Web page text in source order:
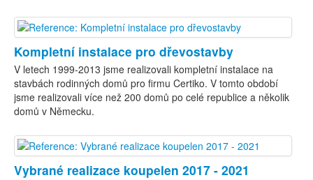
Kompletní instalace pro dřevostavby
V letech 1999-2013 jsme realizovali kompletní instalace na
stavbách rodinných domů pro firmu Certiko. V tomto období
jsme realizovali více než 200 domů po celé republice a několik
domů v Německu.
Vybrané realizace koupelen 2017 - 2021